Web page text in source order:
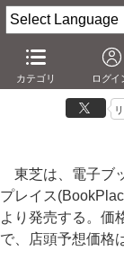
カテゴリ ログイ
東芝、電子書籍専用
－カラー液晶で実売
東芝は、電子ブ
プレイス
より発売する。価
で、店頭予想価格